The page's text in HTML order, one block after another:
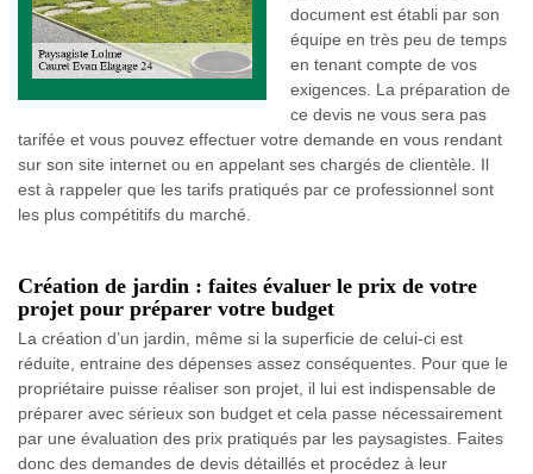
document est établi par son
équipe en très peu de temps
en tenant compte de vos
exigences. La préparation de
ce devis ne vous sera pas
tarifée et vous pouvez effectuer votre demande en vous rendant
sur son site internet ou en appelant ses chargés de clientèle. Il
est à rappeler que les tarifs pratiqués par ce professionnel sont
les plus compétitifs du marché.
Création de jardin : faites évaluer le prix de votre
projet pour préparer votre budget
La création d’un jardin, même si la superficie de celui-ci est
réduite, entraine des dépenses assez conséquentes. Pour que le
propriétaire puisse réaliser son projet, il lui est indispensable de
préparer avec sérieux son budget et cela passe nécessairement
par une évaluation des prix pratiqués par les paysagistes. Faites
donc des demandes de devis détaillés et procédez à leur